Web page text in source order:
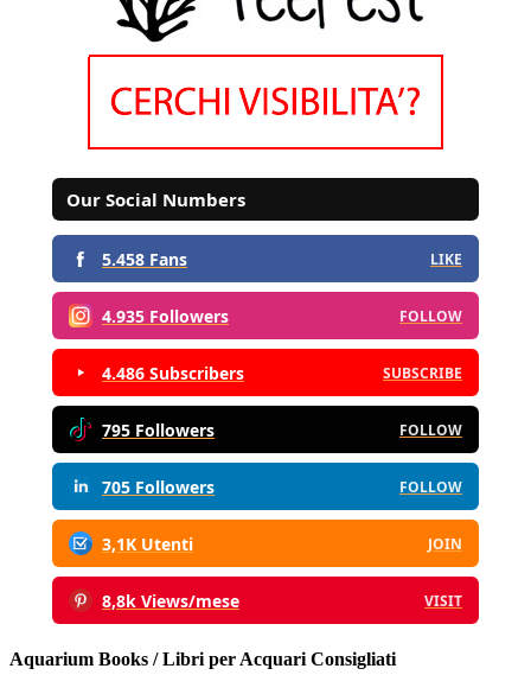
Our Social Numbers
5.458 Fans LIKE
4.935 Followers FOLLOW
4.486 Subscribers SUBSCRIBE
795 Followers FOLLOW
705 Followers FOLLOW
3,1K Utenti JOIN
8,8k Views/mese VISIT
Aquarium Books / Libri per Acquari Consigliati